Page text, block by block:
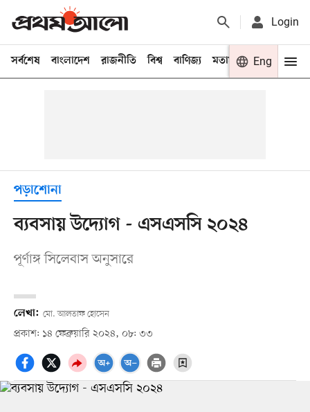
Login
সর্বশেষ বাংলাদেশ রাজনীতি বিশ্ব বাণিজ্য মতামত খেলা
Eng
পড়াশোনা
ব্যবসায় উদ্যোগ - এসএসসি ২০২৪
পূর্ণাঙ্গ সিলেবাস অনুসারে
লেখা: মো. আলতাফ হোসেন
প্রকাশ: ১৪ ফেব্রুয়ারি ২০২৪, ০৮: ৩৩